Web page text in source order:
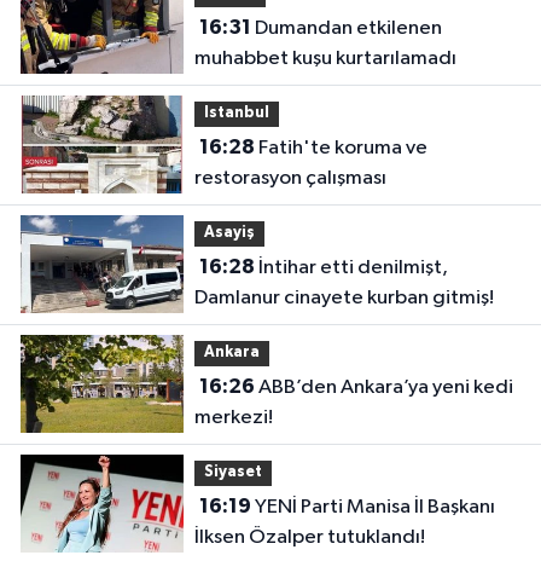
16:31
muhabbet kuşu kurtarılamadı
Istanbul
16:28
restorasyon çalışması
Asayiş
16:28
Damlanur cinayete kurban gitmiş!
Ankara
16:26
merkezi!
Siyaset
16:19
İlksen Özalper tutuklandı!